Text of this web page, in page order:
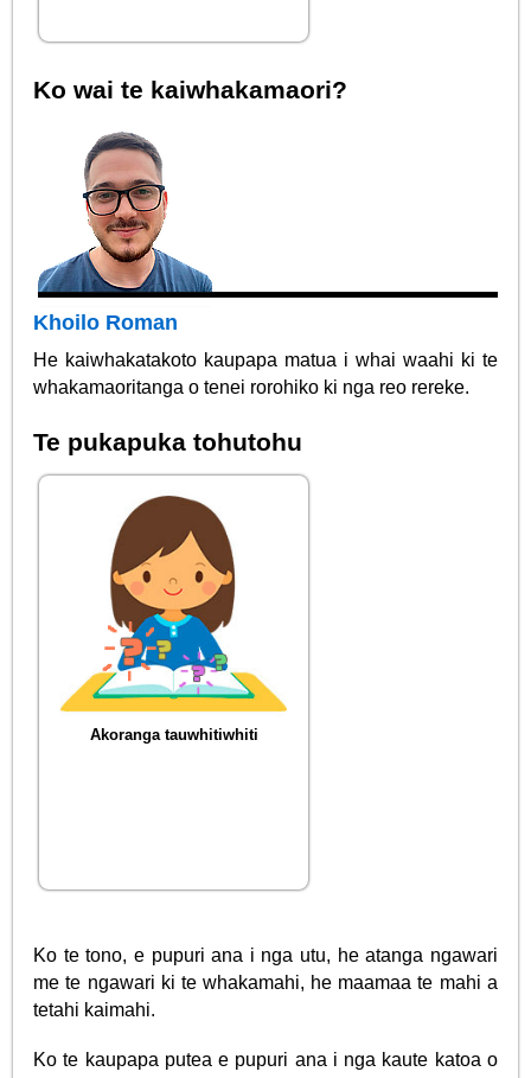
Ko wai te kaiwhakamaori?
Khoilo Roman
He kaiwhakatakoto kaupapa matua i whai waahi ki te
whakamaoritanga o tenei rorohiko ki nga reo rereke.
Te pukapuka tohutohu
Akoranga tauwhitiwhiti
Ko te tono, e pupuri ana i nga utu, he atanga ngawari
me te ngawari ki te whakamahi, he maamaa te mahi a
tetahi kaimahi.
Ko te kaupapa putea e pupuri ana i nga kaute katoa o